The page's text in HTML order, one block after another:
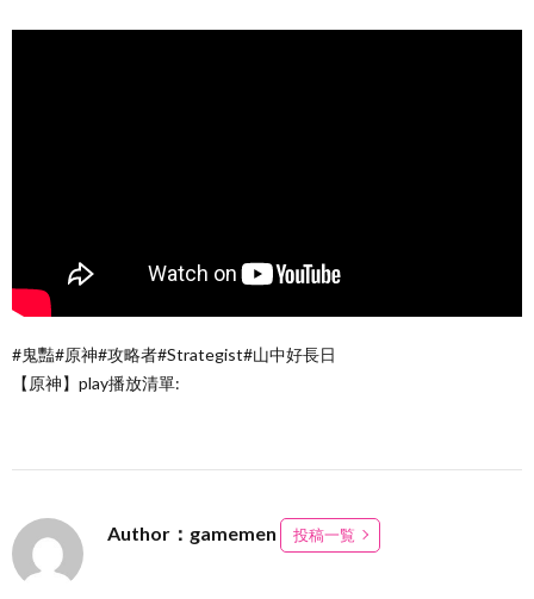
#鬼豔#原神#攻略者#Strategist#山中好長日
【原神】play播放清單:
Author：gamemen 投稿一覧